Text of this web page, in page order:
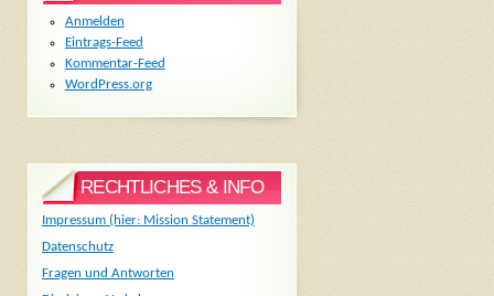
Anmelden
Eintrags-Feed
Kommentar-Feed
WordPress.org
RECHTLICHES & INFO
Impressum (hier: Mission Statement)
Datenschutz
Fragen und Antworten